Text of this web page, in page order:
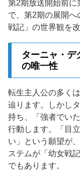
第2期放送開始前に
で、第2期の展開
戦記」の世界観を
ターニャ・デ
の唯一性
転生主人公の多く
辿ります。しかし
持ち、「強者でい
行動します。「目
い」という願望が
ステムが「幼女戦
でもあります。